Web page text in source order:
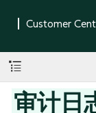
审计日